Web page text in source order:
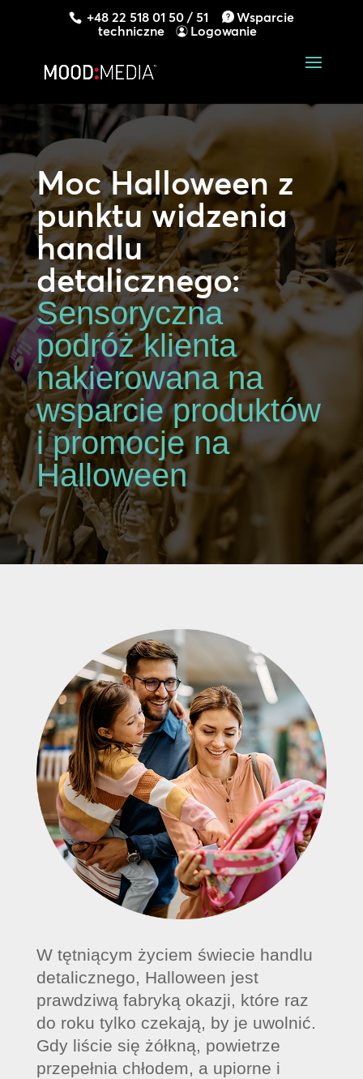
+48 22 518 01 50 / 51
Wsparcie
techniczne
Logowanie
Moc Halloween z
punktu widzenia
handlu
detalicznego:
Sensoryczna
podróż klienta
nakierowana na
wsparcie produktów
i promocje na
Halloween
W tętniącym życiem świecie handlu
detalicznego, Halloween jest
prawdziwą fabryką okazji, które raz
do roku tylko czekają, by je uwolnić.
Gdy liście się żółkną, powietrze
przepełnia chłodem, a upiorne i